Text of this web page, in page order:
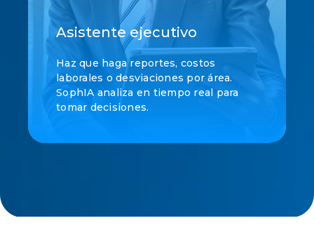
Asistente ejecutivo
Haz que haga reportes, costos
laborales o desviaciones por área.
SophIA analiza en tiempo real para
tomar decisiones.